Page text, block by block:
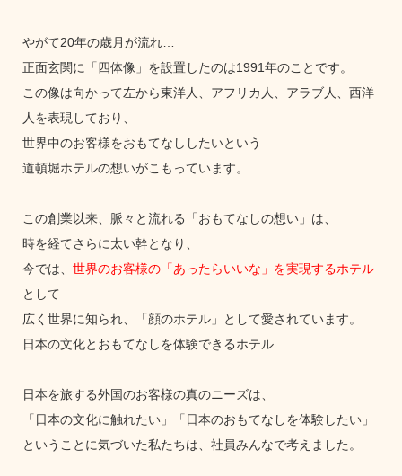
やがて20年の歳月が流れ…
正面玄関に「四体像」を設置したのは1991年のことです。
この像は向かって左から東洋人、アフリカ人、アラブ人、西洋
人を表現しており、
世界中のお客様をおもてなししたいという
道頓堀ホテルの想いがこもっています。
この創業以来、脈々と流れる「おもてなしの想い」は、
時を経てさらに太い幹となり、
今では、 世界のお客様の「あったらいいな」を実現するホテル
として
広く世界に知られ、「顔のホテル」として愛されています。
日本の文化とおもてなしを体験できるホテル
日本を旅する外国のお客様の真のニーズは、
「日本の文化に触れたい」「日本のおもてなしを体験したい」
ということに気づいた私たちは、社員みんなで考えました。